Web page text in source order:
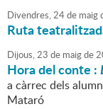
Divendres,24de maig
Ruta
Dijous,23 de maigde
Hora del conte :
a càrrec dels
Mataró